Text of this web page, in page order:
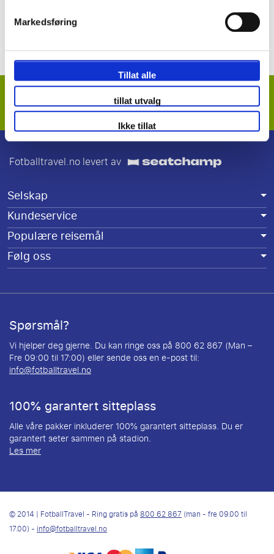
Markedsføring
Tillat alle
tillat utvalg
Ikke tillat
Ingen bestillingsgebyr
Flere fordeler
Meld deg på vårt nyhetsbrev
Alltid vær den første til å høre om våre tilbud og kampanjer.
Fotballtravel.no levert av
Selskap
Kundeservice
Populære reisemål
Følg oss
Spørsmål?
Vi hjelper deg gjerne. Du kan ringe oss på 800 62 867 (Man –
Fre 09:00 til 17:00) eller sende oss en e-post til:
info@fotballtravel.no
100% garantert sitteplass
Alle våre pakker inkluderer 100% garantert sitteplass. Du er
garantert seter sammen på stadion.
Les mer
© 2014 | FotballTravel - Ring gratis på800 62 867(man - fre 09.00 til
17.00) -info@fotballtravel.no